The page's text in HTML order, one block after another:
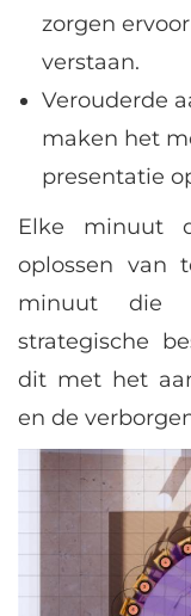
zorgen
verstaan.
Verouderde
maken het
presentatie
Elke minuut
oplossen van
minuut die
strategische
dit met het
en de